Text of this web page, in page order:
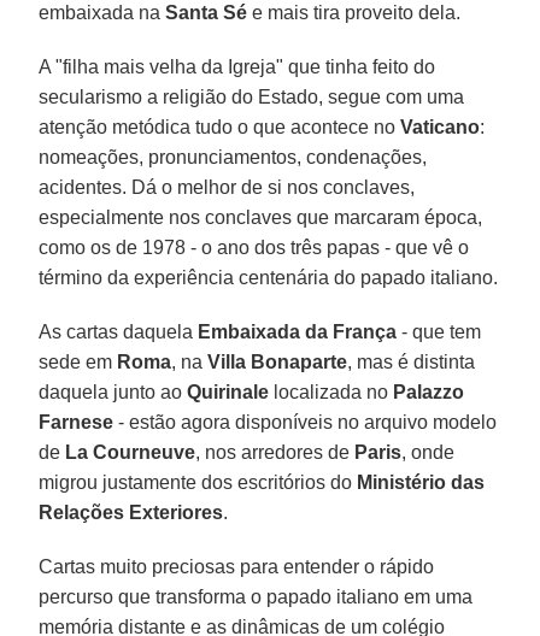
embaixada naSanta Sé e mais tira proveito dela.
A "filha mais velha da Igreja" que tinha feito do
secularismo a religião do Estado, segue com uma
atenção metódica tudo o que acontece noVaticano:
nomeações, pronunciamentos, condenações,
acidentes. Dá o melhor de si nos conclaves,
especialmente nos conclaves que marcaram época,
como os de 1978 - o ano dos três papas - que vê o
término da experiência centenária do papado italiano.
As cartas daquela Embaixada da França - que tem
sede em Roma, naVilla Bonaparte, mas é distinta
daquela junto aoQuirinale localizada no Palazzo
Farnese - estão agora disponíveis no arquivo modelo
de La Courneuve, nos arredores de Paris, onde
migrou justamente dos escritórios do Ministério das
Relações Exteriores.
Cartas muito preciosas para entender o rápido
percurso que transforma o papado italiano em uma
memória distante e as dinâmicas de um colégio